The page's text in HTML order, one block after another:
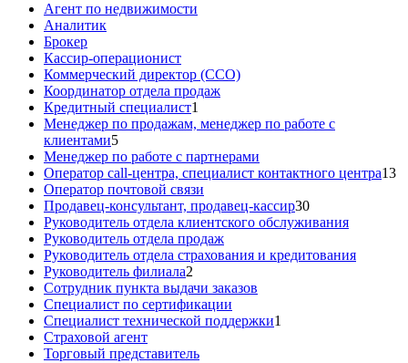
Агент по недвижимости
Аналитик
Брокер
Кассир-операционист
Коммерческий директор (CCO)
Координатор отдела продаж
Кредитный специалист1
Менеджер по продажам, менеджер по работе с
клиентами5
Менеджер по работе с партнерами
Оператор call-центра, специалист контактного центра13
Оператор почтовой связи
Продавец-консультант, продавец-кассир30
Руководитель отдела клиентского обслуживания
Руководитель отдела продаж
Руководитель отдела страхования и кредитования
Руководитель филиала2
Сотрудник пункта выдачи заказов
Специалист по сертификации
Специалист технической поддержки1
Страховой агент
Торговый представитель